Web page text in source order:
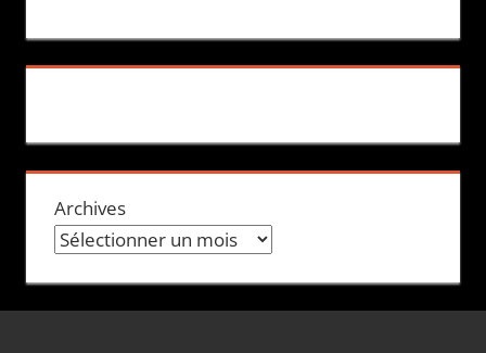
Archives